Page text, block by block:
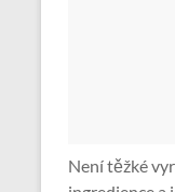
Není těžké